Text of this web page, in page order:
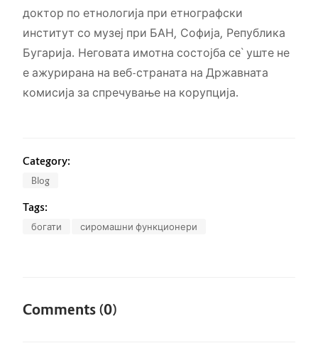
доктор по етнологија при етнографски
институт со музеј при БАН, Софија, Република
Бугарија. Неговата имотна состојба сe` уште не
е ажурирана на веб-страната на Државната
комисија за спречување на корупција.
Category:
Blog
Tags:
богати сиромашни функционери
Comments (0)